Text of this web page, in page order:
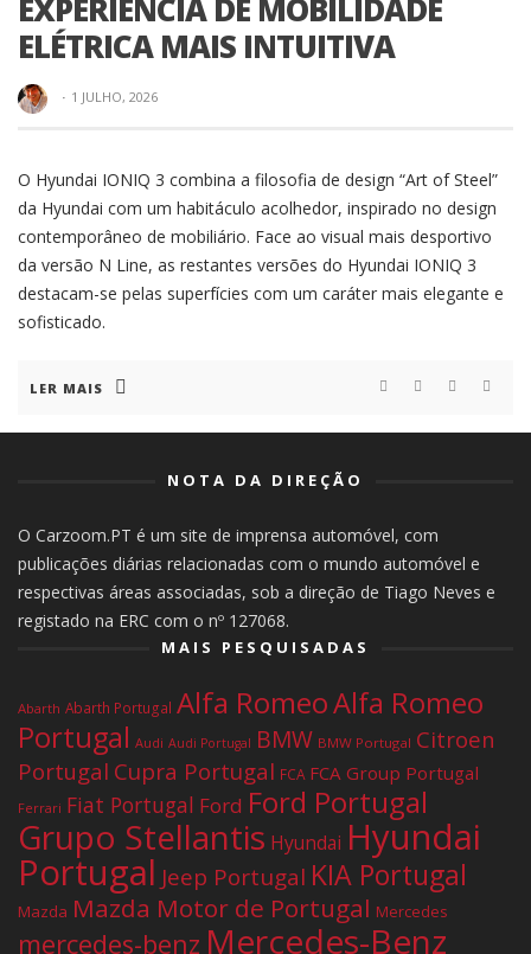
EXPERIÊNCIA DE MOBILIDADE
ELÉTRICA MAIS INTUITIVA
· 1 JULHO, 2026
O Hyundai IONIQ 3 combina a filosofia de design “Art of Steel”
da Hyundai com um habitáculo acolhedor, inspirado no design
contemporâneo de mobiliário. Face ao visual mais desportivo
da versão N Line, as restantes versões do Hyundai IONIQ 3
destacam-se pelas superfícies com um caráter mais elegante e
sofisticado.
LER MAIS
NOTA DA DIREÇÃO
O Carzoom.PT é um site de imprensa automóvel, com
publicações diárias relacionadas com o mundo automóvel e
respectivas áreas associadas, sob a direção de Tiago Neves e
registado na ERC com o nº 127068.
MAIS PESQUISADAS
Abarth Abarth Portugal Alfa RomeoAlfa Romeo
Portugal Audi Audi Portugal BMW BMW Portugal Citroen
Portugal Cupra Portugal FCA FCA Group Portugal
Ferrari Fiat Portugal Ford Ford Portugal
Grupo Stellantis Hyundai Hyundai
Portugal Jeep Portugal KIA Portugal
Mazda Mazda Motor de Portugal Mercedes
mercedes-benz Mercedes-Benz